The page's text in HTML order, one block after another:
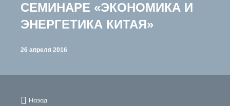
СЕМИНАРЕ «ЭКОНОМИКА И
ЭНЕРГЕТИКА КИТАЯ»
26 апреля 2016
Назад